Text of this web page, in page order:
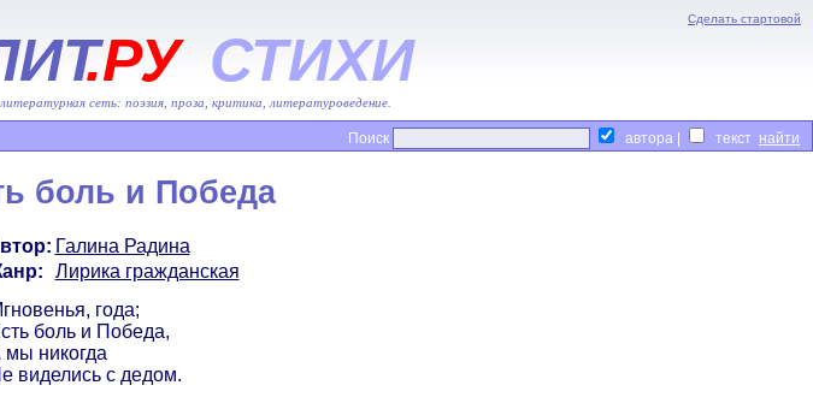
Сделать стартовой
.РУ СТИХИ
сеть: поэзия, проза, критика, литературоведение.
Поиск автора | текст
боль и Победа
Галина Радина
Лирика гражданская
года;
боль и Победа,
мы никогда
виделись с дедом.